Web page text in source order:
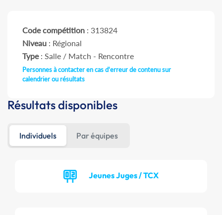
Code compétition : 313824
Niveau : Régional
Type: Salle / Match - Rencontre
Personnes à contacter en cas d'erreur de contenu sur
calendrier ou résultats
Résultats disponibles
Individuels Par équipes
Jeunes Juges / TCX